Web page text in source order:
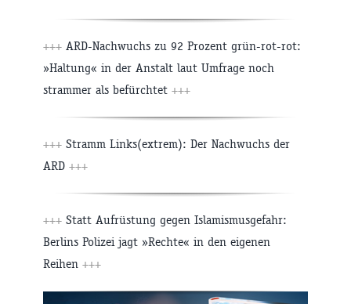
+++ ARD-Nachwuchs zu 92 Prozent grün-rot-rot:
»Haltung« in der Anstalt laut Umfrage noch
strammer als befürchtet +++
+++ Stramm Links(extrem): Der Nachwuchs der
ARD +++
+++ Statt Aufrüstung gegen Islamismusgefahr:
Berlins Polizei jagt »Rechte« in den eigenen
Reihen +++